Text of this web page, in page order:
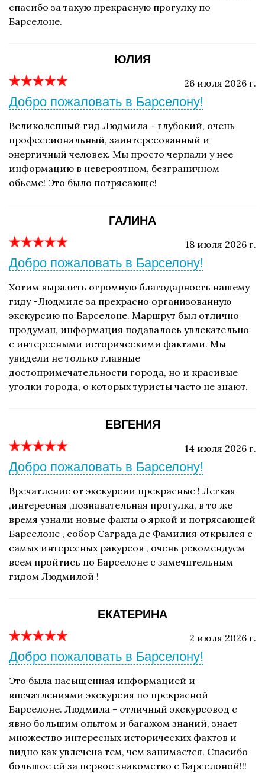
спасибо за такую прекрасную прогулку по
Барселоне.
ЮЛИЯ
26 июля 2026 г.
Добро пожаловать в Барселону!
Великолепный гид Людмила - глубокий, очень
профессиональный, заинтересованный и
энергичный человек. Мы просто черпали у нее
информацию в невероятном, безграничном
обьеме! Это было потрясающе!
ГАЛИНА
18 июля 2026 г.
Добро пожаловать в Барселону!
Хотим выразить огромную благодарность нашему
гиду -Людмиле за прекрасно организованную
экскурсию по Барселоне. Маршрут был отлично
продуман, информация подавалось увлекательно
с интересными историческими фактами. Мы
увидели не только главные
достопримечательности города, но и красивые
уголки города, о которых туристы часто не знают.
ЕВГЕНИЯ
14 июля 2026 г.
Добро пожаловать в Барселону!
Вречатление от экскурсии прекрасные ! Легкая
,интересная ,познавательная прогулка, в то же
время узнали новые факты о яркой и потрясающей
Барселоне , собор Саграда де Фамилия открылся с
самых интересных ракурсов , очень рекомендуем
всем пройтись по Барселоне с замечптельным
гидом Людмилой !
ЕКАТЕРИНА
2 июля 2026 г.
Добро пожаловать в Барселону!
Это была насыщенная информацией и
впечатлениями экскурсия по прекрасной
Барселоне. Людмила - отличный экскурсовод с
явно большим опытом и багажом знаний, знает
множество интересных исторических фактов и
видно как увлечена тем, чем занимается. Спасибо
большое ей за первое знакомство с Барселоной!!!